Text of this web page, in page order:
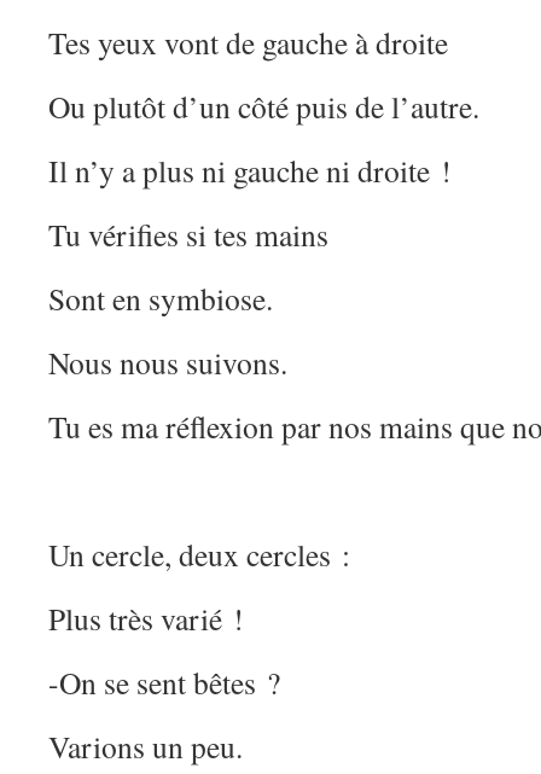
Tes yeux vont de gauche à droite
Ou plutôt d’un côté puis de l’autre.
Il n’y a plus ni gauche ni droite !
Tu vérifies si tes mains
Sont en symbiose.
Nous nous suivons.
Tu es ma réflexion par nos mains que
Un cercle, deux cercles :
Plus très varié !
-On se sent bêtes ?
Varions un peu.